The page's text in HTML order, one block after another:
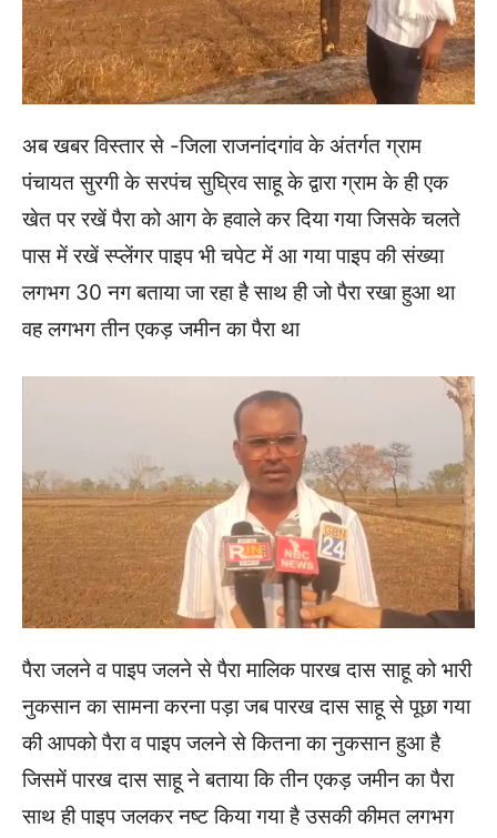
अब खबर विस्तार से -जिला राजनांदगांव के अंतर्गत ग्राम
पंचायत सुरगी के सरपंच सुघ्रिव साहू के द्वारा ग्राम के ही एक
खेत पर रखें पैरा को आग के हवाले कर दिया गया जिसके चलते
पास में रखें स्प्लेंगर पाइप भी चपेट में आ गया पाइप की संख्या
लगभग 30 नग बताया जा रहा है साथ ही जो पैरा रखा हुआ था
वह लगभग तीन एकड़ जमीन का पैरा था
पैरा जलने व पाइप जलने से पैरा मालिक पारख दास साहू को भारी
नुकसान का सामना करना पड़ा जब पारख दास साहू से पूछा गया
की आपको पैरा व पाइप जलने से कितना का नुकसान हुआ है
जिसमें पारख दास साहू ने बताया कि तीन एकड़ जमीन का पैरा
साथ ही पाइप जलकर नष्ट किया गया है उसकी कीमत लगभग